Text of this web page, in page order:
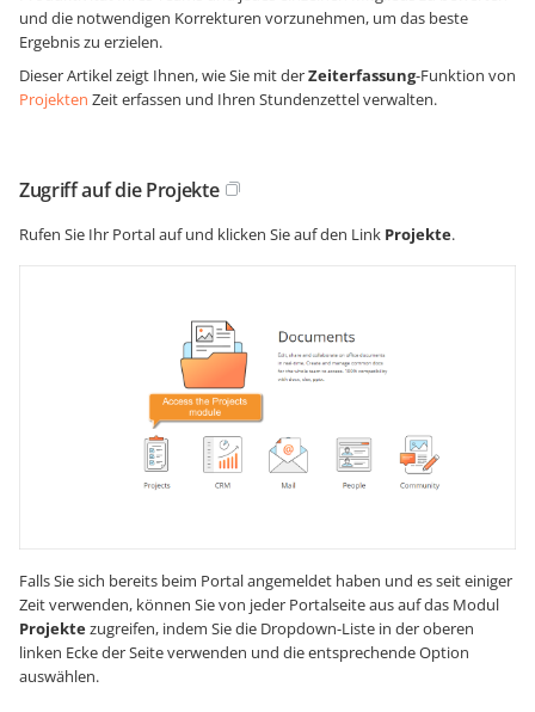
und die notwendigen Korrekturen vorzunehmen, um das beste
Ergebnis zu erzielen.
Dieser Artikel zeigt Ihnen, wie Sie mit derZeiterfassung-Funktion von
Projekten Zeit erfassen und Ihren Stundenzettel verwalten.
Zugriff auf die Projekte
Rufen Sie Ihr Portal auf und klicken Sie auf den Link Projekte.
Falls Sie sich bereits beim Portal angemeldet haben und es seit einiger
Zeit verwenden, können Sie von jeder Portalseite aus auf das Modul
Projektezugreifen, indem Sie die Dropdown-Liste in der oberen
linken Ecke der Seite verwenden und die entsprechende Option
auswählen.